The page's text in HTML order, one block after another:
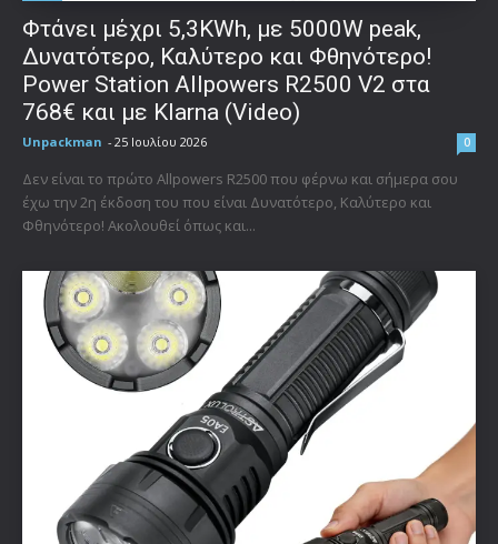
Φτάνει μέχρι 5,3KWh, με 5000W peak,
Δυνατότερο, Καλύτερο και Φθηνότερο!
Power Station Allpowers R2500 V2 στα
768€ και με Klarna (Video)
Unpackman - 25 Ιουλίου 2026 0
Δεν είναι το πρώτο Allpowers R2500 που φέρνω και σήμερα σου
έχω την 2η έκδοση του που είναι Δυνατότερο, Καλύτερο και
Φθηνότερο! Ακολουθεί όπως και...